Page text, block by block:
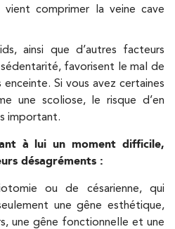
comprimer la veine cave
ainsi que d’autres facteurs
favorisent le mal de
Si vous avez certaines
une scoliose, le risque d’en
important.
à lui un moment difficile,
désagréments :
ou de césarienne, qui
une gêne esthétique,
une gêne fonctionnelle et une
75006 Paris
92100 Boulogne-Billancourt